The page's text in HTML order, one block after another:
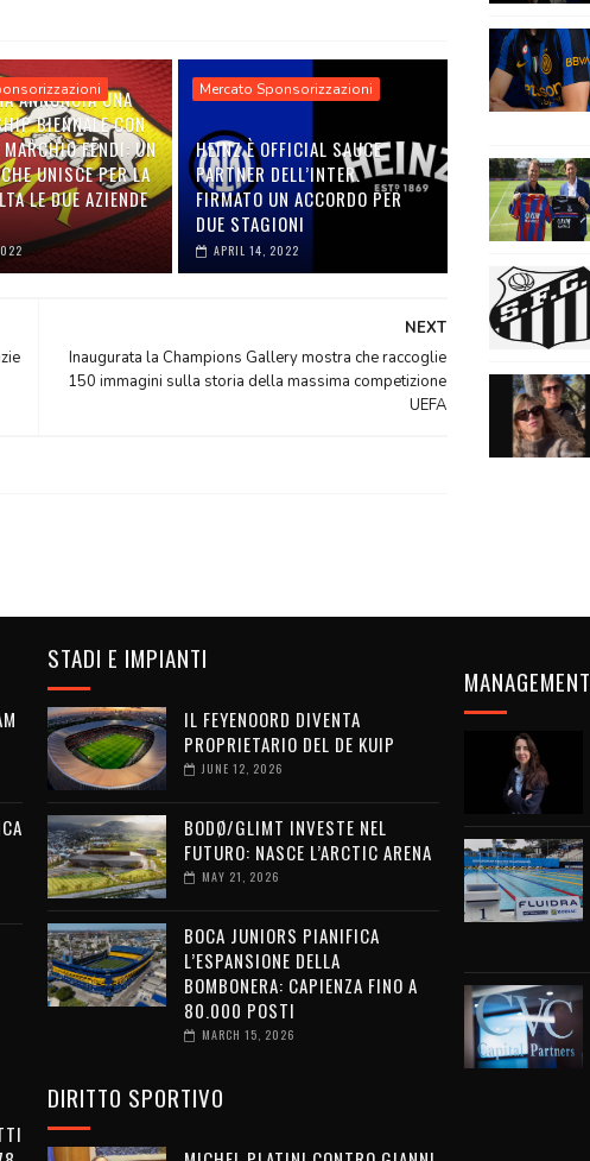
ANNUNCIA UNA
BIENNALE CON
FENDI: UN
UNISCE PER LA
LE DUE AZIENDE
Mercato Sponsorizzazioni
HEINZ È OFFICIAL SAUCE
PARTNER DELL’INTER.
FIRMATO UN ACCORDO PER
DUE STAGIONI
APRIL 14, 2022
NEXT
Inaugurata la Champions Gallery mostra che raccoglie
150 immagini sulla storia della massima competizione
UEFA
STADI E IMPIANTI
IL FEYENOORD DIVENTA
PROPRIETARIO DEL DE KUIP
JUNE 12, 2026
BODØ/GLIMT INVESTE NEL
FUTURO: NASCE L’ARCTIC ARENA
MAY 21, 2026
BOCA JUNIORS PIANIFICA
L’ESPANSIONE DELLA
BOMBONERA: CAPIENZA FINO A
80.000 POSTI
MARCH 15, 2026
DIRITTO SPORTIVO
MANAGEMENT